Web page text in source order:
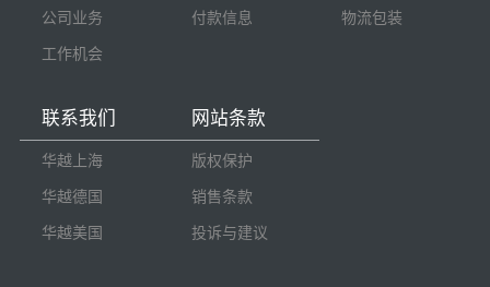
公司业务
工作机会
付款信息 物流包装
联系我们
华越上海
华越德国
华越美国
网站条款
版权保护
销售条款
投诉与建议